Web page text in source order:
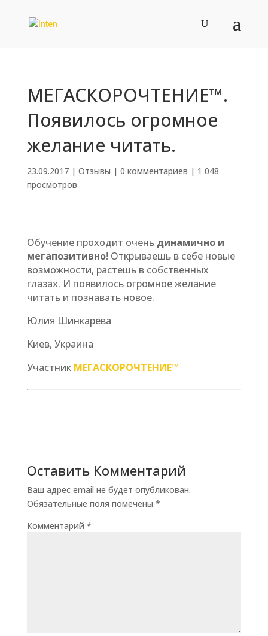
МЕГАСКОРОЧТЕНИЕ™.
Появилось огромное
желание читать.
23.09.2017| Отзывы | 0 комментариев | 1 048
просмотров
Обучение проходит оченьдинамично и
мегапозитивно! Открываешь в себе новые
возможности, растешь в собственных
глазах. И появилось огромное желание
читать и познавать новое.
Юлия Шинкарева
Киев, Украина
Участник МЕГАСКОРОЧТЕНИЕ™
Оставить Комментарий
Ваш адрес email не будет опубликован.
Обязательные поля помечены *
Комментарий *